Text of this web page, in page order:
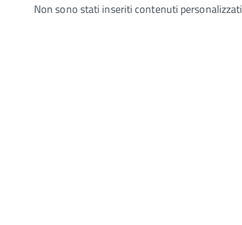
Non sono stati inseriti contenuti personalizzati